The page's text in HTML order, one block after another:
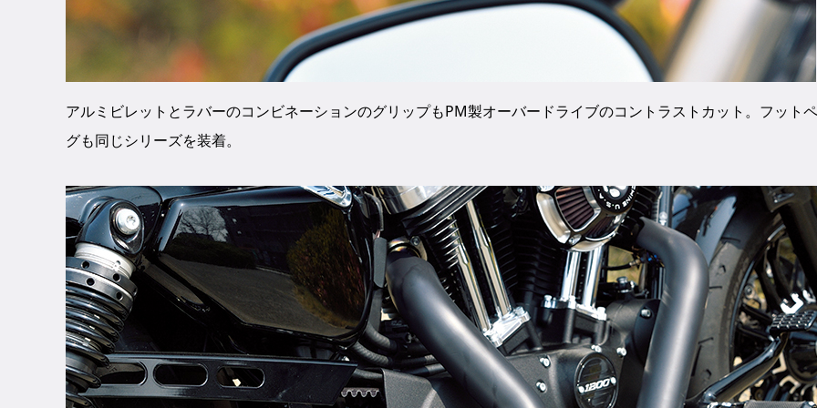
アルミビレットとラバーのコンビネーションのグリップもPM製オーバードライブのコントラストカット。フットペ
グも同じシリーズを装着。